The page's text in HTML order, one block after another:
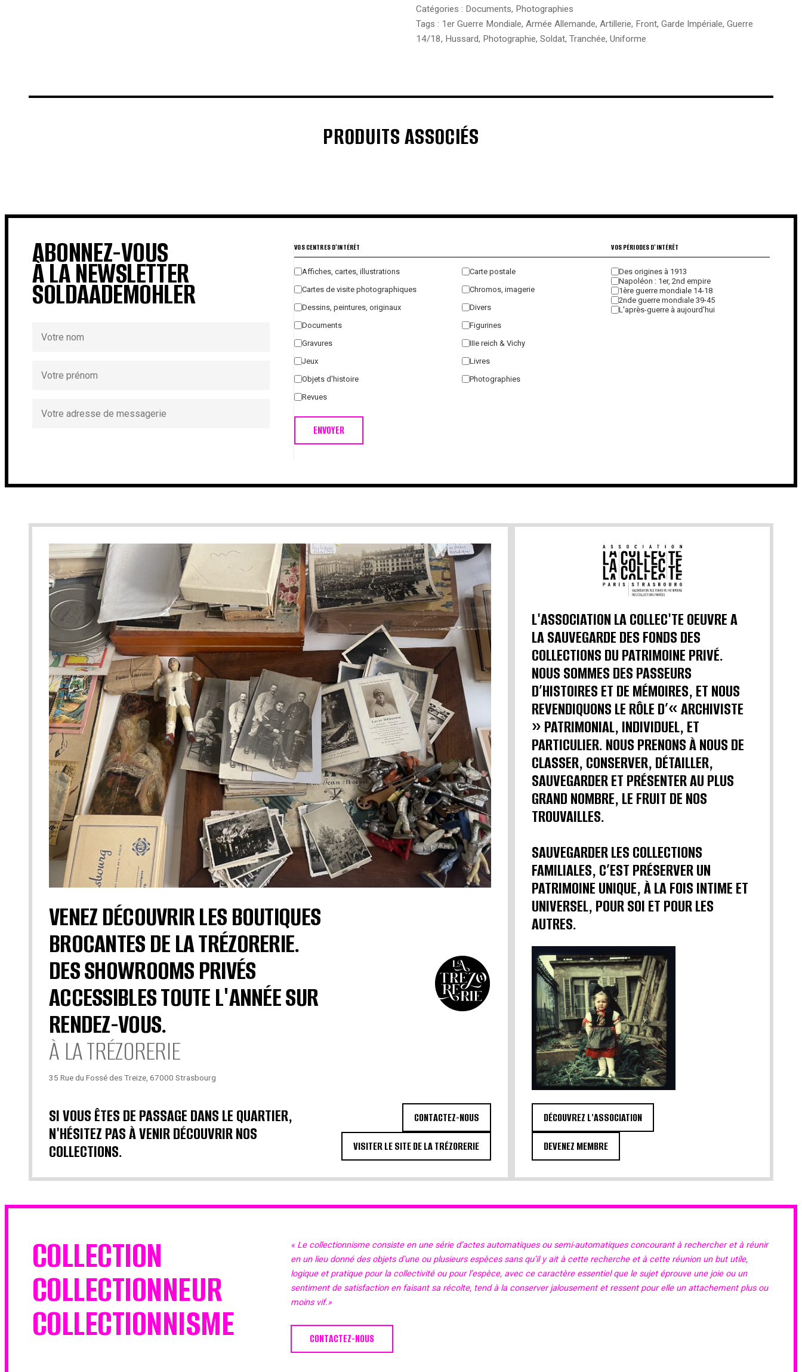
Catégories : Documents, Photographies
Tags : 1er Guerre Mondiale, Armée Allemande, Artillerie, Front, Garde Impériale, Guerre
14/18, Hussard, Photographie, Soldat, Tranchée, Uniforme
PRODUITS ASSOCIÉS
ABONNEZ-VOUS
À LA NEWSLETTER
SOLDAADEMOHLER
VOS CENTRES D'INTÉRÊT
Affiches, cartes, illustrations
Carte postale
Cartes de visite photographiques
Chromos, imagerie
Dessins, peintures, originaux
Divers
Documents
Figurines
Gravures
IIIe reich & Vichy
Jeux
Livres
Objets d'histoire
Photographies
Revues
ENVOYER
VOS PÉRIODES D'INTÉRÊT
Des origines à 1913
Napoléon : 1er, 2nd empire
1ère guerre mondiale 14-18
2nde guerre mondiale 39-45
L'après-guerre à aujourd'hui
VENEZ DÉCOUVRIR LES BOUTIQUES
BROCANTES DE LA TRÉZORERIE.
DES SHOWROOMS PRIVÉS
ACCESSIBLES TOUTE L'ANNÉE SUR
RENDEZ-VOUS.
À LA TRÉZORERIE
35 Rue du Fossé des Treize, 67000 Strasbourg
SI VOUS ÊTES DE PASSAGE DANS LE QUARTIER,
N'HÉSITEZ PAS À VENIR DÉCOUVRIR NOS
COLLECTIONS.
CONTACTEZ-NOUS
VISITER LE SITE DE LA TRÉZORERIE
L'ASSOCIATION LA COLLEC'TE OEUVRE A
LA SAUVEGARDE DES FONDS DES
COLLECTIONS DU PATRIMOINE PRIVÉ.
NOUS SOMMES DES PASSEURS
D’HISTOIRES ET DE MÉMOIRES, ET NOUS
REVENDIQUONS LE RÔLE D’« ARCHIVISTE
» PATRIMONIAL, INDIVIDUEL, ET
PARTICULIER. NOUS PRENONS À NOUS DE
CLASSER, CONSERVER, DÉTAILLER,
SAUVEGARDER ET PRÉSENTER AU PLUS
GRAND NOMBRE, LE FRUIT DE NOS
TROUVAILLES.
SAUVEGARDER LES COLLECTIONS
FAMILIALES, C’EST PRÉSERVER UN
PATRIMOINE UNIQUE, À LA FOIS INTIME ET
UNIVERSEL, POUR SOI ET POUR LES
AUTRES.
DÉCOUVREZ L'ASSOCIATION
DEVENEZ MEMBRE
COLLECTION
COLLECTIONNEUR
COLLECTIONNISME
« Le collectionnisme consiste en une série d’actes automatiques ou semi-automatiques concourant à rechercher et à réunir
en un lieu donné des objets d’une ou plusieurs espèces sans qu’il y ait à cette recherche et à cette réunion un but utile,
logique et pratique pour la collectivité ou pour l’espèce, avec ce caractère essentiel que le sujet éprouve une joie ou un
sentiment de satisfaction en faisant sa récolte, tend à la conserver jalousement et ressent pour elle un attachement plus ou
moins vif.»
CONTACTEZ-NOUS